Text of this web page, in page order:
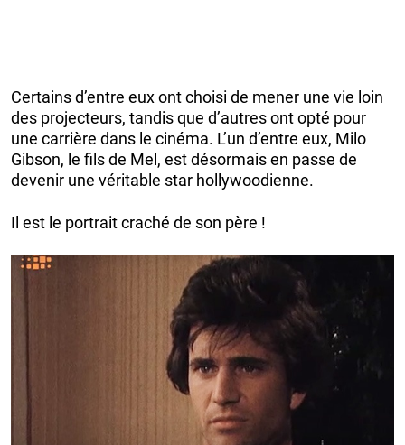
Certains d’entre eux ont choisi de mener une vie loin
des projecteurs, tandis que d’autres ont opté pour
une carrière dans le cinéma. L’un d’entre eux, Milo
Gibson, le fils de Mel, est désormais en passe de
devenir une véritable star hollywoodienne.
Il est le portrait craché de son père !